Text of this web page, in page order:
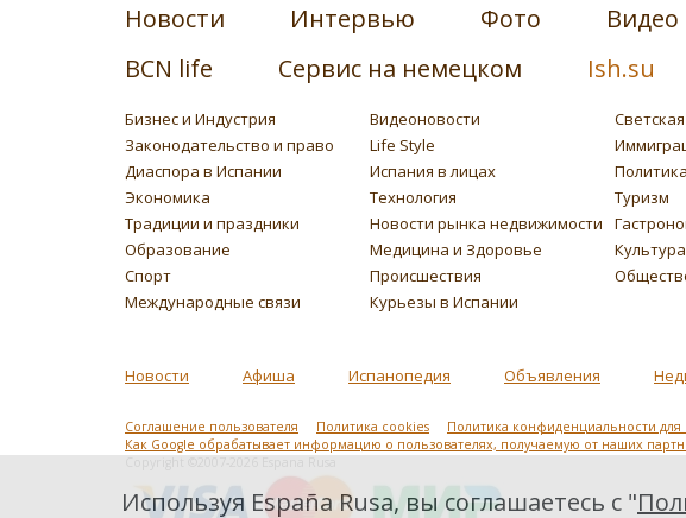
Новости Интервью Фото
Видео
BCN life
Сервис на немецком Ish.su
Бизнес и Индустрия Видеоновости
Законодательство и право
Life Style
Диаспора в Испании
Испания в лицах
Политика
Экономика
Технология
Туризм
Традиции и праздники
Новости рынка недвижимости
Образование
Медицина и Здоровье
Культура
Спорт
Происшествия
Международные связи
Курьезы в Испании
Новости Афиша Испанопедия Объявления
Соглашение пользователя Политика cookies
Политика конфиденциальности для
Как Google обрабатывает информацию о пользователях, получаемую от наших
Используя España Rusa, вы соглашаетесь с "